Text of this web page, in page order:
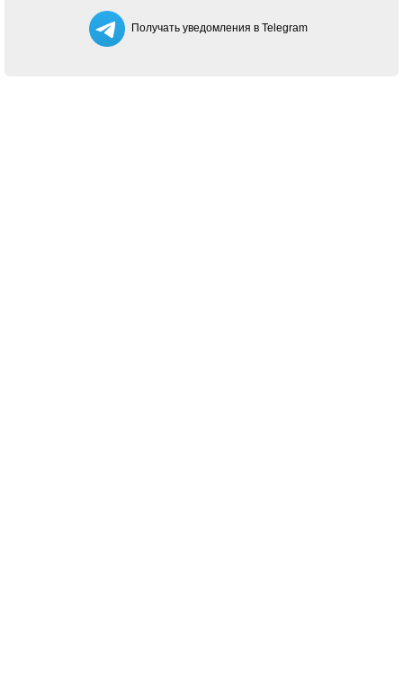
Получать уведомления в Telegram